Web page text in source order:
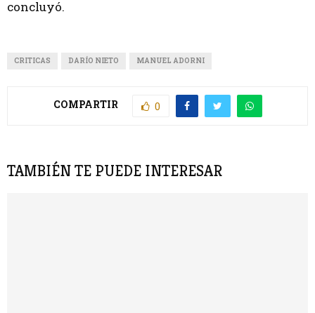
concluyó.
CRITICAS DARÍO NIETO MANUEL ADORNI
COMPARTIR 0
TAMBIÉN TE PUEDE INTERESAR